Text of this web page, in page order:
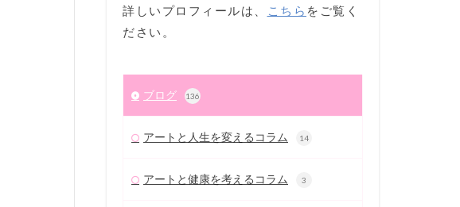
詳しいプロフィールは、 こちら をご覧く
ださい。
ブログ 136
アートと人生を変えるコラム 14
アートと健康を考えるコラム 3